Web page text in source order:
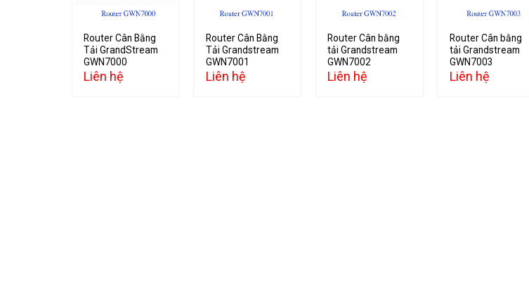
Router Cân Bằng
Tải GrandStream
GWN7000
Liên hệ
Router Cân Bằng
Tải Grandstream
GWN7001
Liên hệ
Router Cân bằng
tải Grandstream
GWN7002
Liên hệ
Router Cân bằng
tải Grandstream
GWN7003
Liên hệ